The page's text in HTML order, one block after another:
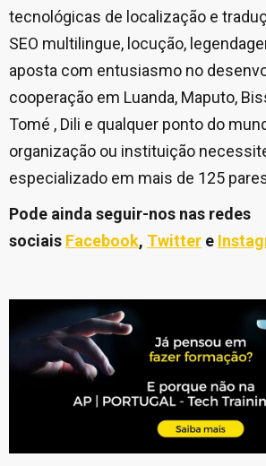
tecnológicas de localização e
SEO multilingue, locução,
aposta com entusiasmo no
cooperação em Luanda, Maputo,
Tomé , Dili e qualquer ponto do
organização ou instituição
especializado em mais de 125
Pode ainda seguir-nos nas redes
sociais Facebook, Twitter e